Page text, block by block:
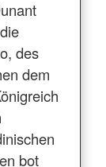
des
dem
bot